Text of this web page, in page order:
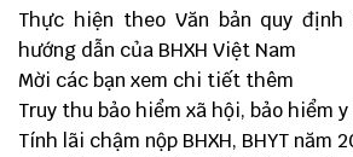
Thực hiện theo Văn bản quy
hướng dẫn của BHXH Việt Nam
Mời các bạn xem chi tiết thêm
Truy thu bảo hiểm xã hội, bảo hiểm
Tính lãi chậm nộp BHXH, BHYT năm